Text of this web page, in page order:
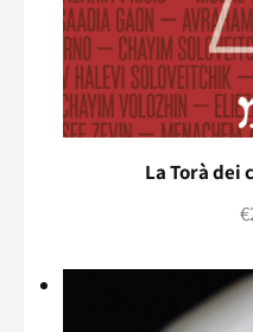
La Torà dei
€